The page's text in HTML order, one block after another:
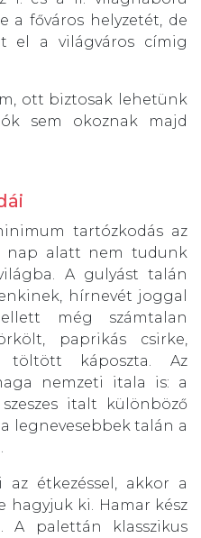
a főváros helyzetét, de
el a világváros címig
ott biztosak lehetünk
sem okoznak majd
tartózkodás az
nap alatt nem tudunk
A gulyást talán
hírnevét joggal
még számtalan
paprikás csirke,
töltött káposzta. Az
nemzeti itala is: a
italt különböző
legnevesebbek talán a
étkezéssel, akkor a
hagyjuk ki. Hamar kész
A palettán klasszikus